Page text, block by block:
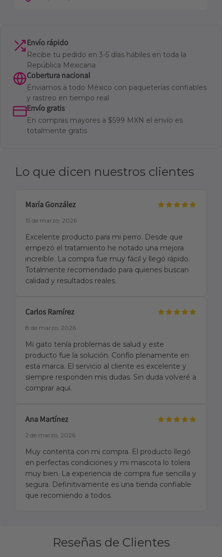
Envío rápido
Recibe tu pedido en 3-5 días hábiles en toda la
República Mexicana
Cobertura nacional
Enviamos a todo México con paqueterías confiables
y rastreo en tiempo real
Envío gratis
En compras mayores a $599 MXN el envío es
totalmente gratis
Lo que dicen nuestros clientes
María González
15 de marzo, 2026
Excelente producto para mi perro. Desde que
empezó el tratamiento he notado una mejora
increíble. La compra fue muy fácil y llegó rápido.
Totalmente recomendado para quienes buscan
calidad y resultados reales.
Carlos Ramírez
8 de marzo, 2026
Mi gato tenía problemas de salud y este
producto fue la solución. Confío plenamente en
esta marca. El servicio al cliente es excelente y
siempre responden mis dudas. Sin duda volveré a
comprar aquí.
Ana Martínez
2 de marzo, 2026
Muy contenta con mi compra. El producto llegó
en perfectas condiciones y mi mascota lo tolera
muy bien. La experiencia de compra fue sencilla y
segura. Definitivamente es una tienda confiable
que recomiendo a todos.
Reseñas de Clientes